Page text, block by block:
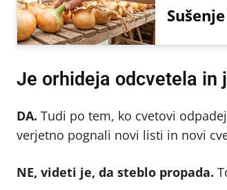
Je orhideja odcvetela in
DA. Tudi po tem, ko cvetovi
verjetno pognali novi listi in novi
NE, videti je, da steblo propada.